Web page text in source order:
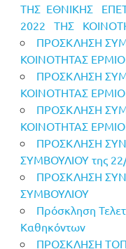
ΤΗΣ ΕΘΝΙΚΗΣ
2022 ΤΗΣ
ΠΡΟΣΚΛΗΣΗ
ΚΟΙΝΟΤΗΤΑΣ
ΠΡΟΣΚΛΗΣΗ
ΚΟΙΝΟΤΗΤΑΣ
ΠΡΟΣΚΛΗΣΗ
ΚΟΙΝΟΤΗΤΑΣ
ΠΡΟΣΚΛΗΣΗ
ΣΥΜΒΟΥΛΙΟΥ της
ΠΡΟΣΚΛΗΣΗ
ΣΥΜΒΟΥΛΙΟΥ
Πρόσκληση
Καθηκόντων
ΠΡΟΣΚΛΗΣΗ